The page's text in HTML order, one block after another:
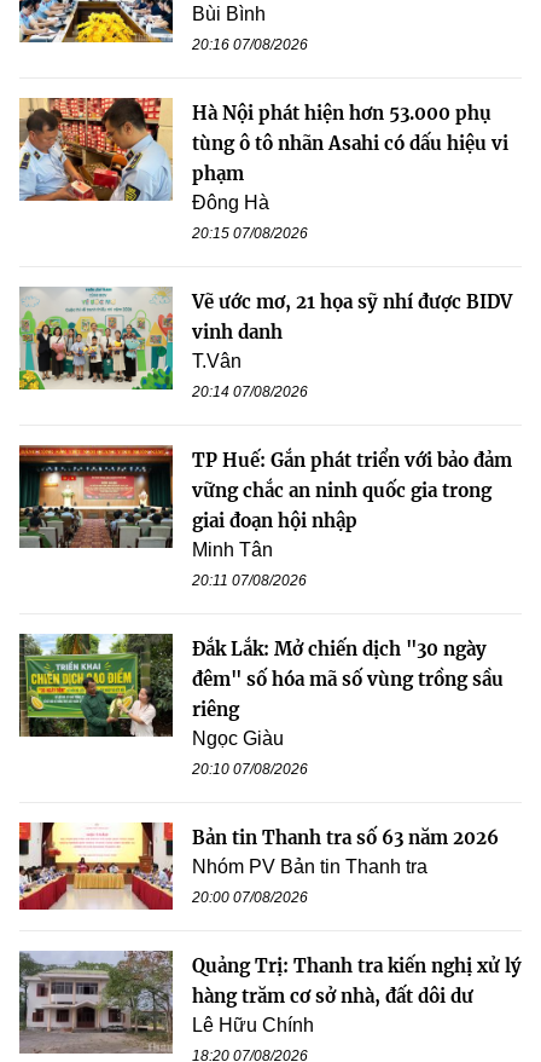
Bùi Bình
20:16 07/08/2026
Hà Nội phát hiện hơn 53.000 phụ
tùng ô tô nhãn Asahi có dấu hiệu vi
phạm
Đông Hà
20:15 07/08/2026
Vẽ ước mơ, 21 họa sỹ nhí được BIDV
vinh danh
T.Vân
20:14 07/08/2026
TP Huế: Gắn phát triển với bảo đảm
vững chắc an ninh quốc gia trong
giai đoạn hội nhập
Minh Tân
20:11 07/08/2026
Đắk Lắk: Mở chiến dịch "30 ngày
đêm" số hóa mã số vùng trồng sầu
riêng
Ngọc Giàu
20:10 07/08/2026
Bản tin Thanh tra số 63 năm 2026
Nhóm PV Bản tin Thanh tra
20:00 07/08/2026
Quảng Trị: Thanh tra kiến nghị xử lý
hàng trăm cơ sở nhà, đất dôi dư
Lê Hữu Chính
18:20 07/08/2026